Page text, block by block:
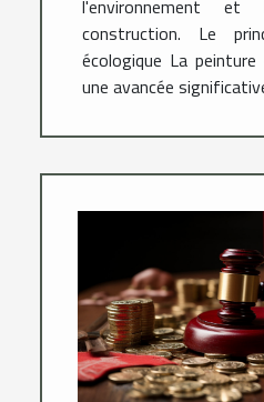
l'environnement
construction. Le
écologique La
une avancée